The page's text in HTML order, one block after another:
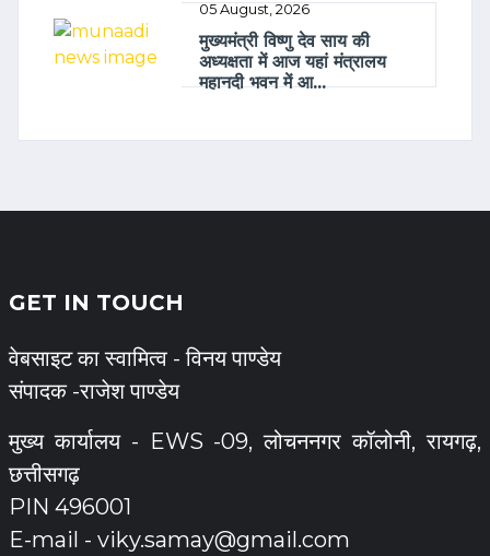
05 August, 2026
मुख्यमंत्री विष्णु देव साय की
अध्यक्षता में आज यहां मंत्रालय
महानदी भवन में आ...
GET IN TOUCH
वेबसाइट का स्वामित्व - विनय पाण्डेय
संपादक -राजेश पाण्डेय
मुख्य कार्यालय - EWS -09, लोचननगर कॉलोनी, रायगढ़,
छत्तीसगढ़
PIN 496001
E-mail - viky.samay@gmail.com